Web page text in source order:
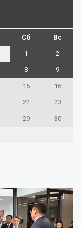
Сб Вс
1 2
8 9
15 16
22 23
29 30